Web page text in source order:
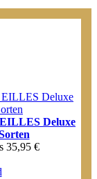
Deluxe
35,95 €